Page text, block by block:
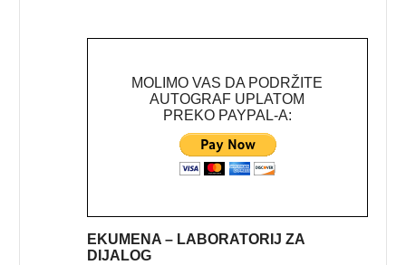
MOLIMO VAS DA PODRŽITE
AUTOGRAF UPLATOM
PREKO PAYPAL-A:
EKUMENA – LABORATORIJ ZA
DIJALOG